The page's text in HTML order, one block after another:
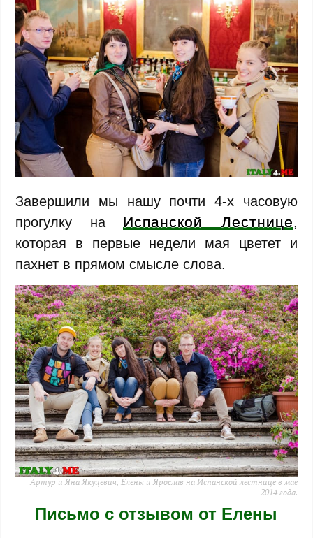
Завершили мы нашу почти 4-х часовую
прогулку на Испанской Лестнице,
которая в первые недели мая цветет и
пахнет в прямом смысле слова.
Артур и Яна Якуцевич, Елены и Ярослав на Испанской лестнице в мае
2014 года.
Письмо с отзывом от Елены